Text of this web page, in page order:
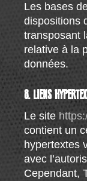
Les bases
dispositions
transposant
relative à la
données.
8. LIENS
Le site
contient un
hypertextes
avec
Cependant,